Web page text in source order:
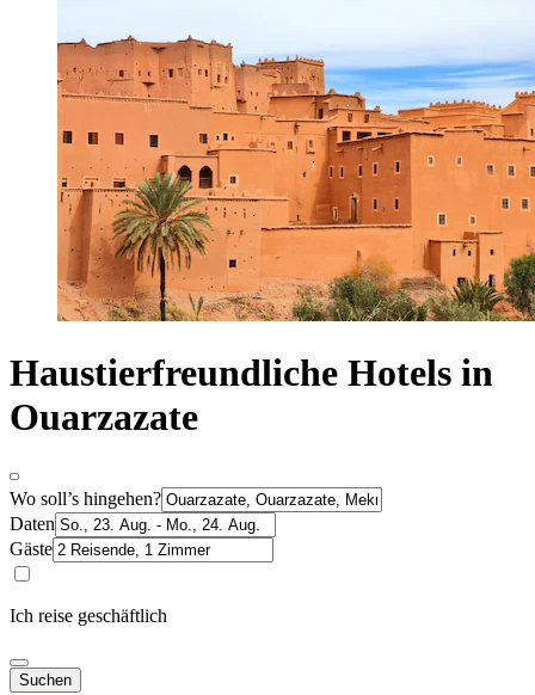
Haustierfreundliche Hotels in
Ouarzazate
Wo soll’s hingehen?
Daten
Gäste
Ich reise geschäftlich
Suchen